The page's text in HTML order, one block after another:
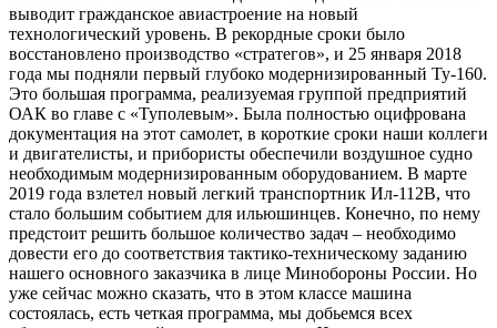
выводит гражданское авиастроение на новый
технологический уровень. В рекордные сроки было
восстановлено производство «стратегов», и 25 января 2018
года мы подняли первый глубоко модернизированный Ту-160.
Это большая программа, реализуемая группой предприятий
ОАК во главе с «Туполевым». Была полностью оцифрована
документация на этот самолет, в короткие сроки наши коллеги
и двигателисты, и прибористы обеспечили воздушное судно
необходимым модернизированным оборудованием. В марте
2019 года взлетел новый легкий транспортник Ил-112В, что
стало большим событием для ильюшинцев. Конечно, по нему
предстоит решить большое количество задач – необходимо
довести его до соответствия тактико-техническому заданию
нашего основного заказчика в лице Минобороны России. Но
уже сейчас можно сказать, что в этом классе машина
состоялась, есть четкая программа, мы добьемся всех